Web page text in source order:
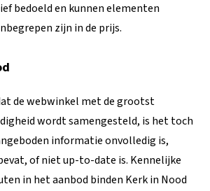
bedoeld en kunnen elementen
zijn in de prijs.
de webwinkel met de grootst
wordt samengesteld, is het toch
informatie onvolledig is,
of niet up-to-date is. Kennelijke
in het aanbod binden Kerk in Nood